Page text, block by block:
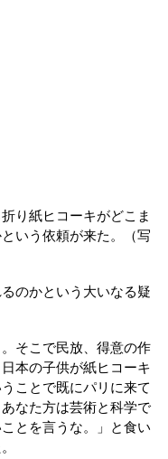
り紙ヒコーキがどこま
いう依頼が来た。（写
のかという大いなる疑
そこで民放、得意の作
本の子供が紙ヒコーキ
ことで既にパリに来て
なた方は芸術と科学で
とを言うな。」と食い